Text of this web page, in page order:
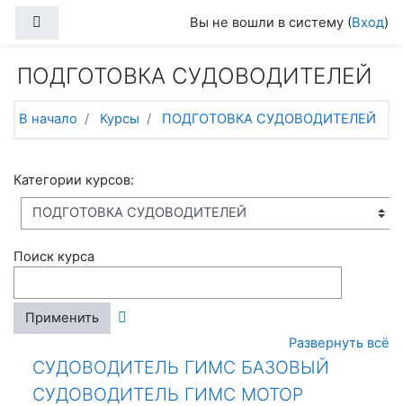
Вы не вошли в систему (Вход)
ПОДГОТОВКА СУДОВОДИТЕЛЕЙ
В начало Курсы ПОДГОТОВКА СУДОВОДИТЕЛЕЙ
Категории курсов:
Поиск курса
Применить
Развернуть всё
СУДОВОДИТЕЛЬ ГИМС БАЗОВЫЙ
СУДОВОДИТЕЛЬ ГИМС МОТОР